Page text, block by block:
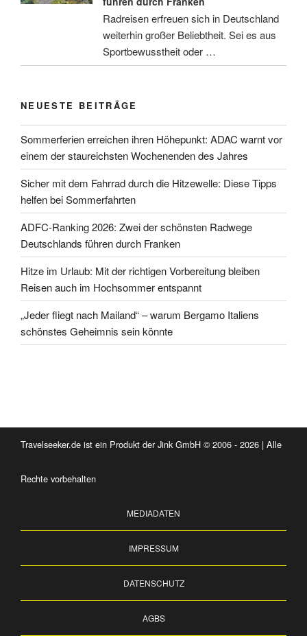
Radreisen erfreuen sich in Deutschland
weiterhin großer Beliebtheit. Sei es aus
Sportbewusstheit oder …
NEUESTE BEITRÄGE
Sommerferien erreichen ihren Höhepunkt: ADAC warnt vor
einem der staureichsten Wochenenden des Jahres
Sicher mit dem Fahrrad durch die Hitzewelle: Diese Tipps
helfen bei Sommerfahrten
ADFC-Ranking 2026: Zwei der schönsten Radwege
Deutschlands führen durch Franken
Hitze im Urlaub: Mit der richtigen Vorbereitung bleiben
Reisen auch im Hochsommer entspannt
„Jeder fliegt nach Mailand“ – warum Bergamo Italiens
schönstes Geheimnis sein könnte
Travelseeker.de ist ein Produkt der Jink GmbH © 2006 - 2026 | Alle
Rechte vorbehalten
MEDIADATEN
IMPRESSUM
DATENSCHUTZ
AGBS